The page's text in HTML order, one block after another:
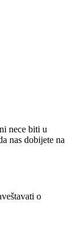
nece biti u
nas dobijete na
o